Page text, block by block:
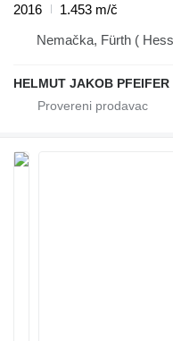
2016
1.453 m/č
Nemačka, Fürth (
HELMUT JAKOB